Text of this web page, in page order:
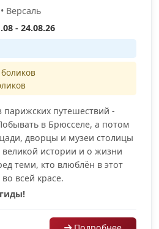
Версаль
- 24.08.26
путешествий -
в Брюсселе, а потом
дворцы и музеи столицы
истории и о жизни
теми, кто влюблён в этот
всей красе.